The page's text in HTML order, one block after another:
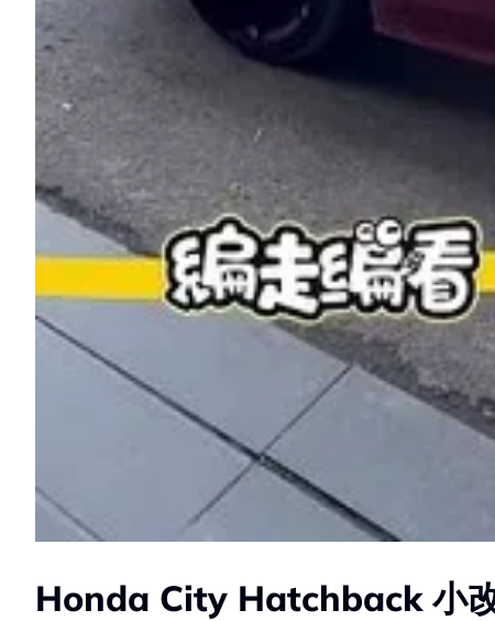
Honda City Hatchback 小